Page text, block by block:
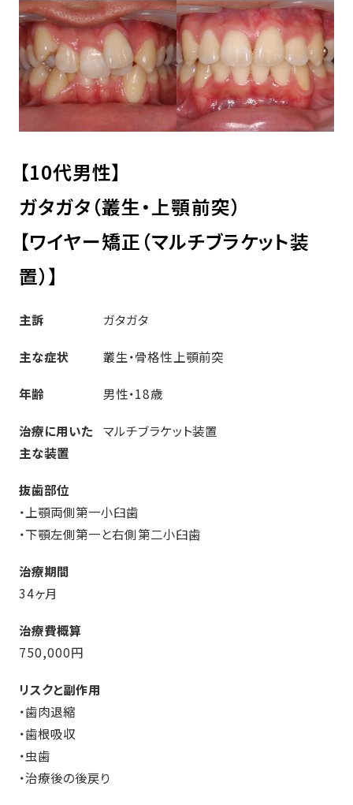
【10代男性】
ガタガタ（叢生・上顎前突）
【ワイヤー矯正（マルチブラケット装
置）】
主訴 ガタガタ
主な症状 叢生・骨格性上顎前突
年齢 男性・18歳
治療に用いた
主な装置
マルチブラケット装置
抜歯部位
・上顎両側第一小臼歯
・下顎左側第一と右側第二小臼歯
治療期間
34ヶ月
治療費概算
750,000円
リスクと副作用
・歯肉退縮
・歯根吸収
・虫歯
・治療後の後戻り